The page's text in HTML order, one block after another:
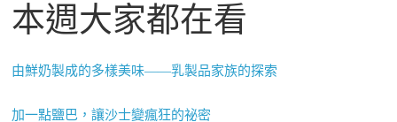
本週大家都在看
由鮮奶製成的多樣美味——乳製品家族的探索
加一點鹽巴，讓沙士變瘋狂的祕密